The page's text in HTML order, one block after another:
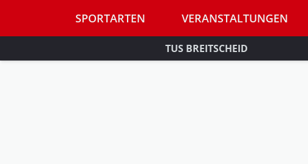
SPORTARTEN VERANSTALTUNGEN
TUS BREITSCHEID